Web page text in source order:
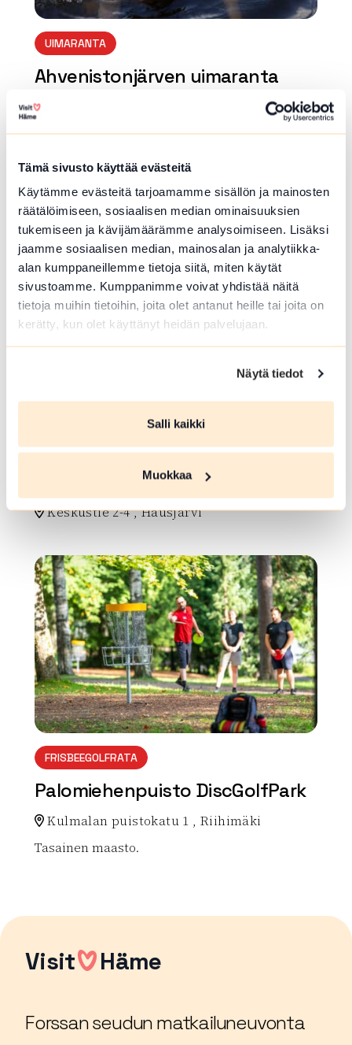
Tämä sivusto käyttää evästeitä
Käytämme evästeitä tarjoamamme sisällön ja mainosten
räätälöimiseen, sosiaalisen median ominaisuuksien
tukemiseen ja kävijämäärämme analysoimiseen. Lisäksi
jaamme sosiaalisen median, mainosalan ja analytiikka-
alan kumppaneillemme tietoja siitä, miten käytät
sivustoamme. Kumppanimme voivat yhdistää näitä
tietoja muihin tietoihin, joita olet antanut heille tai joita on
kerätty, kun olet käyttänyt heidän palvelujaan.
Näytä tiedot
Salli kaikki
Muokkaa
UIMARANTA
Ahvenistonjärven uimaranta
Laitureita, pukusuoja, wc, leikkipaikka, nuotio
noilta löytyy pelastusrengas ja roska-astia. Vir
allinen uimakausi kestää kesäkuun puolivälist
ä elokuun loppuun...
Lue lisää luontokohteesta Ahvenistonjärven
array(0) { }
HIIHTOLATU
Keskustie 2-4 , Hausjärvi
array(0) { }
FRISBEEGOLFRATA
Palomiehenpuisto DiscGolfPark
Kulmalan puistokatu 1 , Riihimäki
Tasainen maasto.
Visit Häme
Forssan seudun matkailuneuvonta